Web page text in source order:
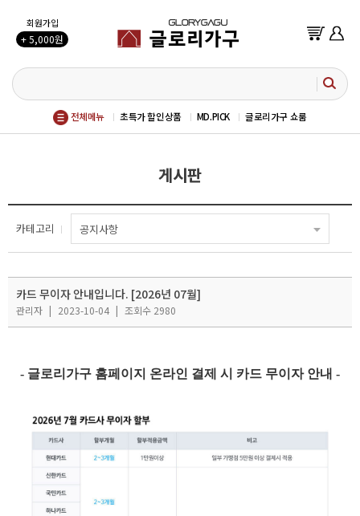
회원가입
+ 5,000원
전체메뉴 초특가 할인상품 MD.PICK 글로리가구 쇼룸
게시판
카테고리 공지사항
카드 무이자 안내입니다. [2026년 07월]
관리자 | 2023-10-04 | 조회수 2980
- 글로리가구 홈페이지 온라인 결제 시 카드 무이자 안내 -